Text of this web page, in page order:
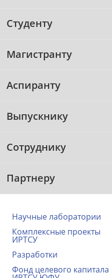
Студенту
Магистранту
Аспиранту
Выпускнику
Сотруднику
Партнеру
Научные лаборатории
Комплексные проекты
ИРТСУ
Разработки
Фонд целевого капитала